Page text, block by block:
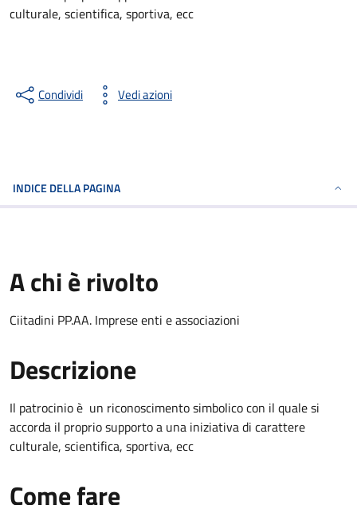
culturale, scientifica, sportiva, ecc
Condividi Vedi azioni
INDICE DELLA PAGINA
A chi è rivolto
Ciitadini PP.AA. Imprese enti e associazioni
Descrizione
Il patrocinio è un riconoscimento simbolico con il quale si
accorda il proprio supporto a una iniziativa di carattere
culturale, scientifica, sportiva, ecc
Come fare